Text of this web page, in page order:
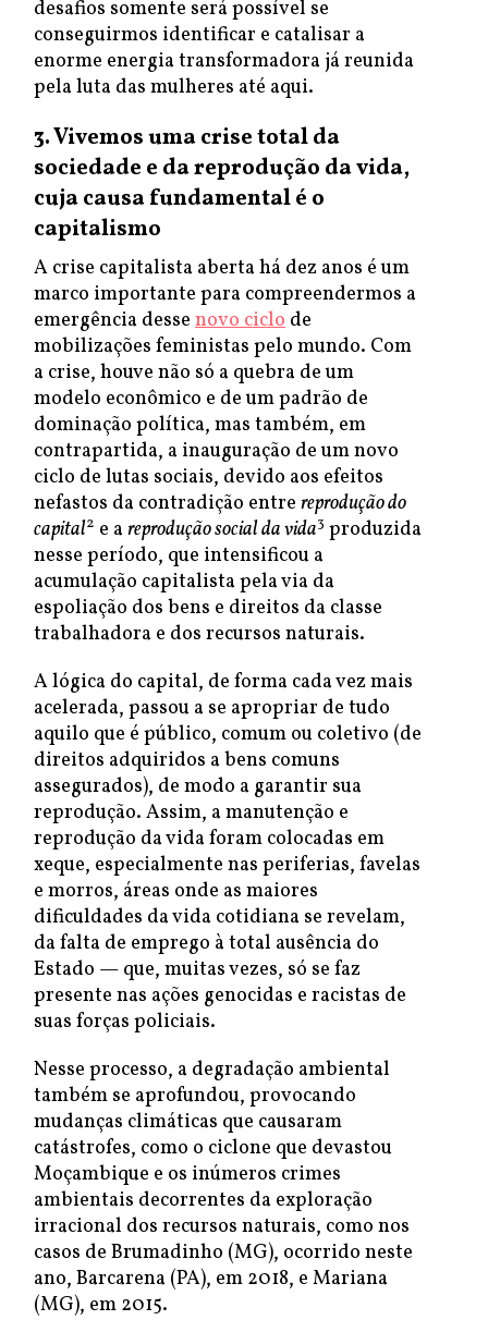
desafios somente será possível se
conseguirmos identificar e catalisar a
enorme energia transformadora já reunida
pela luta das mulheres até aqui.
3. Vivemos uma crise total da
sociedade e da reprodução da vida,
cuja causa fundamental é o
capitalismo
A crise capitalista aberta há dez anos é um
marco importante para compreendermos a
emergência desse novo ciclo de
mobilizações feministas pelo mundo. Com
a crise, houve não só a quebra de um
modelo econômico e de um padrão de
dominação política, mas também, em
contrapartida, a inauguração de um novo
ciclo de lutas sociais, devido aos efeitos
nefastos da contradição entre reprodução do
capital2 e a reprodução social da vida3 produzida
nesse período, que intensificou a
acumulação capitalista pela via da
espoliação dos bens e direitos da classe
trabalhadora e dos recursos naturais.
A lógica do capital, de forma cada vez mais
acelerada, passou a se apropriar de tudo
aquilo que é público, comum ou coletivo (de
direitos adquiridos a bens comuns
assegurados), de modo a garantir sua
reprodução. Assim, a manutenção e
reprodução da vida foram colocadas em
xeque, especialmente nas periferias, favelas
e morros, áreas onde as maiores
dificuldades da vida cotidiana se revelam,
da falta de emprego à total ausência do
Estado — que, muitas vezes, só se faz
presente nas ações genocidas e racistas de
suas forças policiais.
Nesse processo, a degradação ambiental
também se aprofundou, provocando
mudanças climáticas que causaram
catástrofes, como o ciclone que devastou
Moçambique e os inúmeros crimes
ambientais decorrentes da exploração
irracional dos recursos naturais, como nos
casos de Brumadinho (MG), ocorrido neste
ano, Barcarena (PA), em 2018, e Mariana
(MG), em 2015.